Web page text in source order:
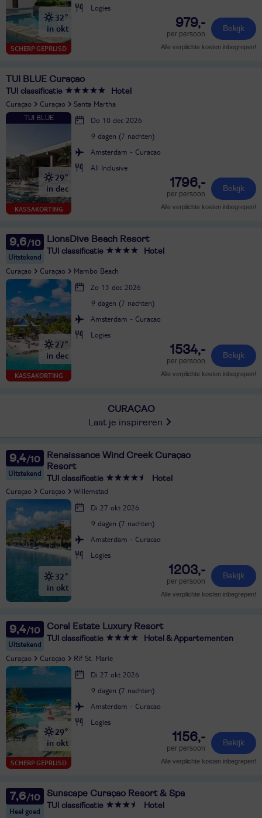
SCHERP GEPRIJSD
32°
in okt
Logies
979,-
per persoon
Bekijk
Alle verplichte kosten inbegrepen!
TUI BLUE Curaçao
TUI classificatie Hotel
Curaçao Curaçao Santa Martha
KASSAKORTING
29°
in dec
Do 10 dec 2026
9 dagen (7 nachten)
Amsterdam - Curacao
All Inclusive
1796,-
per persoon
Bekijk
Alle verplichte kosten inbegrepen!
9,6
Uitstekend
LionsDive Beach Resort
TUI classificatie Hotel
Curaçao Curaçao Mambo Beach
KASSAKORTING
27°
in dec
Zo 13 dec 2026
9 dagen (7 nachten)
Amsterdam - Curacao
Logies
1534,-
per persoon
Bekijk
Alle verplichte kosten inbegrepen!
CURAÇAO
Laat je inspireren
9,4
Uitstekend
Renaissance Wind Creek Curaçao
Resort
TUI classificatie Hotel
Curaçao Curaçao Willemstad
32°
in okt
Di 27 okt 2026
9 dagen (7 nachten)
Amsterdam - Curacao
Logies
1203,-
per persoon
Bekijk
Alle verplichte kosten inbegrepen!
9,4
Uitstekend
Coral Estate Luxury Resort
TUI classificatie Hotel & Appartementen
Curaçao Curaçao Rif St. Marie
SCHERP GEPRIJSD
29°
in okt
Di 27 okt 2026
9 dagen (7 nachten)
Amsterdam - Curacao
Logies
1156,-
per persoon
Bekijk
Alle verplichte kosten inbegrepen!
7,6
Heel goed
Sunscape Curaçao Resort & Spa
TUI classificatie Hotel